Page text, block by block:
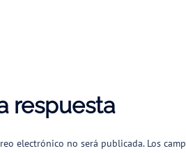
respuesta
electrónico no será publicada. Los